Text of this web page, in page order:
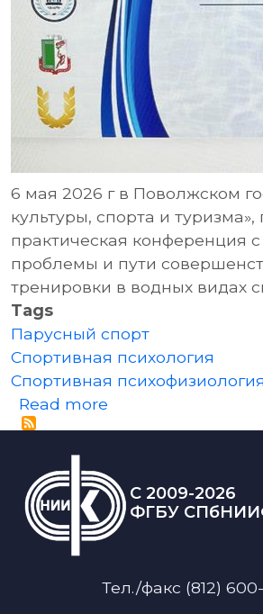
6 мая 2026 г в Поволжском
культуры, спорта и
практическая конференция
проблемы и пути
тренировки в водных видах
Tags
Парусный спорт
Спортивная психология
Спортивная психофизиология
Read moreabout V
C 2009-2026
ФГБУ
Тел./факс (812) 600-